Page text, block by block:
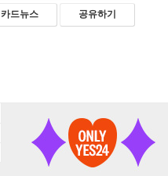
카드뉴스 공유하기